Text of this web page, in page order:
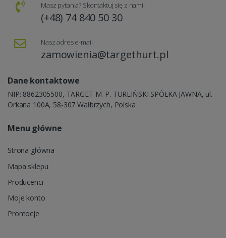
Masz pytania? Skontaktuj się z nami!
(+48) 74 840 50 30
Nasz adres e-mail
zamowienia@targethurt.pl
Dane kontaktowe
NIP: 8862305500, TARGET M. P. TURLIŃSKI SPÓŁKA JAWNA, ul.
Orkana 100A, 58-307 Wałbrzych, Polska
Menu główne
Strona główna
Mapa sklepu
Producenci
Moje konto
Promocje